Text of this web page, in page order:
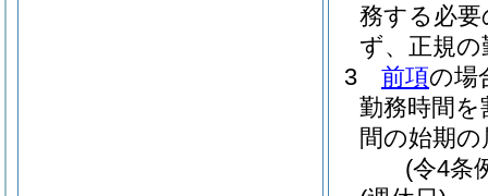
務する必
ず、正規
3
前項の場
勤務時間
間の始期
(令4条